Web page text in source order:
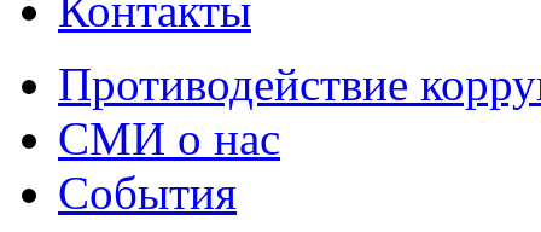
Противодействие
СМИ о нас
События